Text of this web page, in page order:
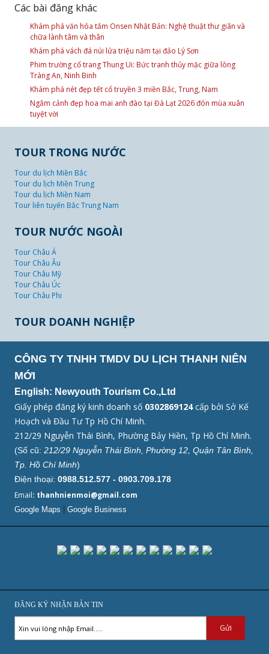
Các bài đăng khác
Khám phá văn hóa tắm Onsen Nhật Bản: Nghệ thuật thư giãn và
chữa lành tâm và thân
Khám phá vách đá núi lửa triệu năm tại đảo Lý Sơn
Phim trường cổ trang Thung Ui: Bức tranh thủy mặc giữa lòng
Tràng An, Ninh Binh
Khám phá nét đẹp tết cổ truyền 3 miền Bắc, Trung, Nam
Ngắm cảnh đẹp hoa mai anh đào tại Đà Lạt 2026 đón mùa xuân
tuyệt vời
TOUR TRONG NƯỚC
Tour du lịch Miền Bắc
Tour du lịch Miền Trung
Tour du lịch Miền Nam
Tour liên tuyến Bắc Trung Nam
TOUR NƯỚC NGOÀI
Tour Châu Á
Tour Châu Âu
Tour Châu Mỹ
Tour Châu Úc
Tour Châu Phi
TOUR DOANH NGHIỆP
CÔNG TY TNHH TMDV DU LỊCH THANH NIÊN
MỚI
English: Newyouth Tourism Co.,Ltd
Giấy phép đăng ký kinh doanh số 0302869124cấp bởi Sở Kế
Hoạch và Đầu Tư Tp Hồ Chí Minh.
212/29 Nguyễn Thái Bình, Phường Bảy Hiền, Tp Hồ Chí Minh.
(Số cũ: 212/29 Nguyễn Thái Bình, Phường 12, Quận Tân Bình,
Tp. Hồ Chí Minh)
Điện thoại: 0988.512.577 - 0903.709.178
Email: thanhnienmoi@gmail.com
Google Maps Google Business
ĐĂNG KÝ NHẬN BẢN TIN